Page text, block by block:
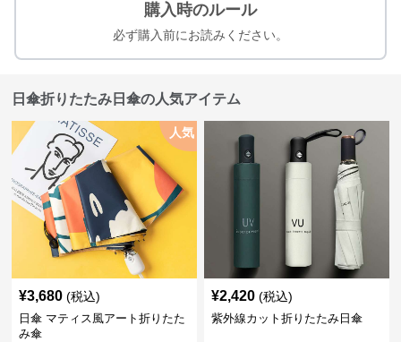
購入時のルール
必ず購入前にお読みください。
日傘折りたたみ日傘の人気アイテム
人気
¥3,680 (税込)
日傘 マティス風アート折りたた
み傘
¥2,420 (税込)
紫外線カット折りたたみ日傘